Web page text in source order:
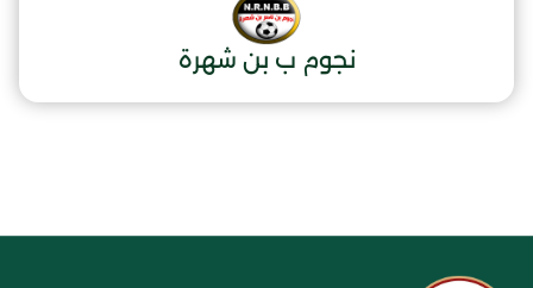
نجوم ب بن شهرة